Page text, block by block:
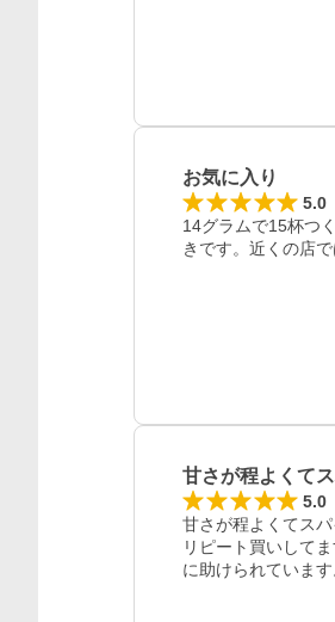
お気に入り
5.0
14グラムで15杯つ
きです。近くの店
甘さが程よくて
5.0
甘さが程よくてス
リピート買いして
に助けられています